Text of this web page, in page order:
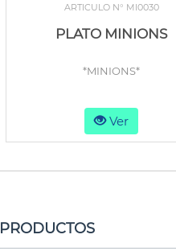
ARTICULO N° MI0030
PLATO MINIONS
*MINIONS*
Ver
PRODUCTOS